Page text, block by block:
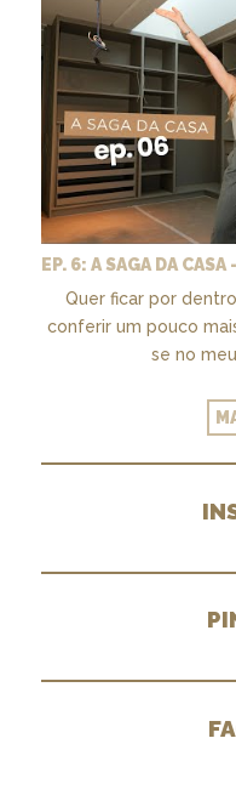
Quer ficar por
conferir um pouco
se no